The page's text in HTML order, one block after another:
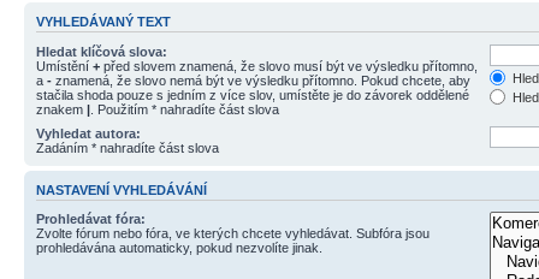
VYHLEDÁVANÝ TEXT
Hledat klíčová slova:
Umístění + před slovem znamená, že slovo musí být ve výsledku přítomno,
a - znamená, že slovo nemá být ve výsledku přítomno. Pokud chcete, aby
stačila shoda pouze s jedním z více slov, umístěte je do závorek oddělené
znakem | . Použitím * nahradíte část slova
Vyhledat autora:
Zadáním * nahradíte část slova
NASTAVENÍ VYHLEDÁVÁNÍ
Prohledávat fóra:
Zvolte fórum nebo fóra, ve kterých chcete vyhledávat. Subfóra jsou
prohledávána automaticky, pokud nezvolíte jinak.